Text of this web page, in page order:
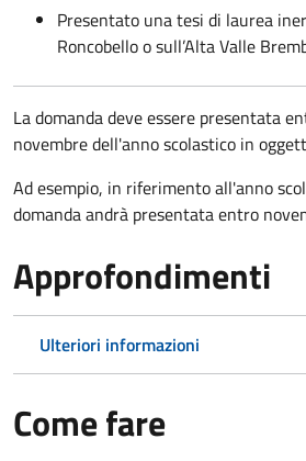
Presentato una tesi di laurea
Roncobello o sull’Alta Valle
La domanda deve essere presentata
novembre dell'anno scolastico in
Ad esempio, in riferimento all'anno
domanda andrà presentata entro
Approfondimenti
Ulteriori informazioni
Come fare